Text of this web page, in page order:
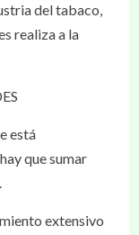
del tabaco,
realiza a la
está
que sumar
extensivo